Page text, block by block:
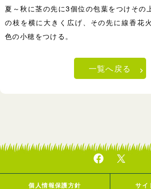
夏～秋に茎の先に3個位の包葉をつけその
の枝を横に大きく広げ、その先に線香花
色の小穂をつける。
一覧へ戻る
個人情報保護方針 サイ